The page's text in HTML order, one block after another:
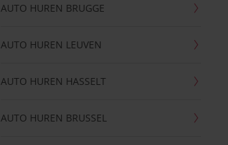
AUTO HUREN BRUGGE
AUTO HUREN LEUVEN
AUTO HUREN HASSELT
AUTO HUREN BRUSSEL